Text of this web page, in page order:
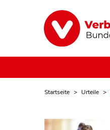
Startseite Urteile